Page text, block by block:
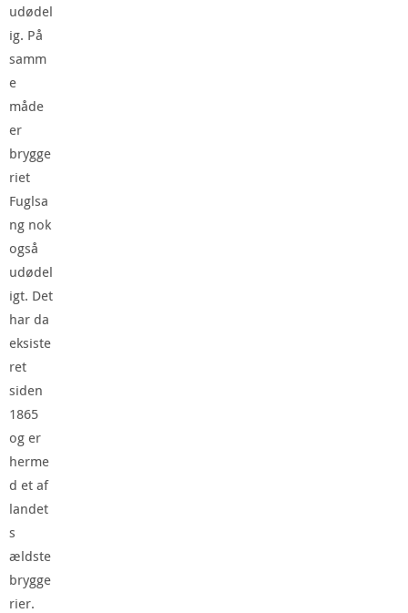
udødel
ig. På
samm
e
måde
er
brygge
riet
Fuglsa
ng nok
også
udødel
igt. Det
har da
eksiste
ret
siden
1865
og er
herme
d et af
landet
s
ældste
brygge
rier.